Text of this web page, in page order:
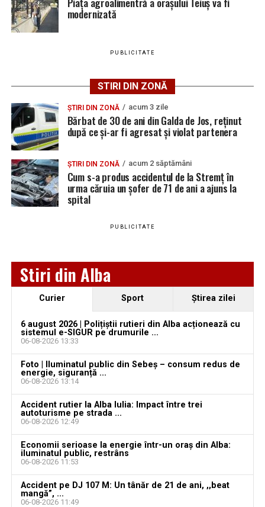
Locuri de muncă în Galda de Jos, disponibile la 4
august 2026. AJOFM Alba a publicat lista posturilor
vacante
Bărbat de 30 de ani din Galda de Jos, reținut după
ce și-ar fi agresat și violat partenera
Adaugă teiusinfo.ro ca sursă
preferată pe Google
Urmărește Ziarul Unirea pe Social Media
YouTube Instagram WhatsApp Facebook
Ultimele știri din Teiuș
Jaf de peste 300.000 de euro, la Teiuș. Familia
august 2026. AJOFM Alba a publicat lista posturilor
vacante
Locuri de muncă în Galda de Jos, disponibile la 4
vacante
Locuri de muncă în Teiuș, disponibile la 4 august
2026. AJOFM Alba a publicat lista posturilor
vacante
Bărbat de 30 de ani din Galda de Jos, reținut după
ce și-ar fi agresat și violat partenera
modernizată
PUBLICITATE
STIRI DIN ZONĂ
ȘTIRI DIN ZONĂ acum 3 zile
Bărbat de 30 de ani din Galda de Jos, reținut
după ce și-ar fi agresat și violat partenera
ȘTIRI DIN ZONĂ acum 2 săptămâni
Cum s-a produs accidentul de la Stremț în
urma căruia un șofer de 71 de ani a ajuns la
spital
PUBLICITATE
Stiri din Alba
Curier Sport Ştirea zilei
6 august 2026 | Polițiștii rutieri din Alba acționează cu
sistemul e-SIGUR pe drumurile ...
06-08-2026 13:33
Foto | Iluminatul public din Sebeș – consum redus de
energie, siguranță ...
06-08-2026 13:14
Accident rutier la Alba Iulia: Impact între trei
autoturisme pe strada ...
06-08-2026 12:49
Economii serioase la energie într-un oraș din Alba:
iluminatul public, restrâns
06-08-2026 11:53
Accident pe DJ 107 M: Un tânăr de 21 de ani, ,,beat
mangă”, ...
06-08-2026 11:49